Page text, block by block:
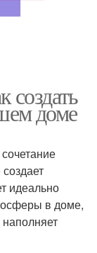
создать
доме
идеально
в доме,
наполняет